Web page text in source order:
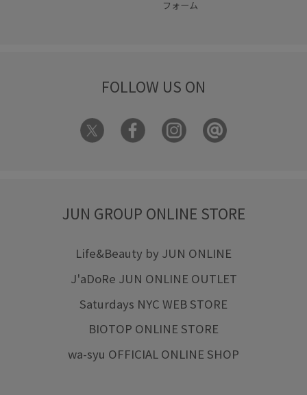
フォーム
FOLLOW US ON
JUN GROUP ONLINE STORE
Life&Beauty by JUN ONLINE
J'aDoRe JUN ONLINE OUTLET
Saturdays NYC WEB STORE
BIOTOP ONLINE STORE
wa-syu OFFICIAL ONLINE SHOP